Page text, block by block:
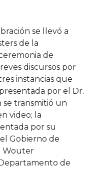
se llevó a
de la
de
discursos por
instancias que
por el Dr.
se transmitió un
video; la
por su
Gobierno de
Wouter
de